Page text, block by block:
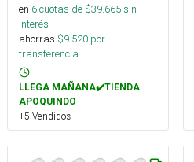
en 6cuotas de $39.665sin
interés
ahorras $9.520 por
transferencia.
LLEGA MAÑANA✔️TIENDA
APOQUINDO
+5 Vendidos